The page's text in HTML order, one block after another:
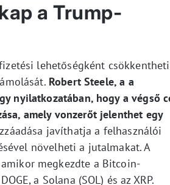
a Trump-
lehetőségként csökkentheti
Robert Steele, a a
nyilatkozatában, hogy a végső
amely vonzerőt jelenthet egy
javíthatja a felhasználói
növelheti a jutalmakat. A
megkezdte a Bitcoin-
a Solana (SOL) és az XRP.